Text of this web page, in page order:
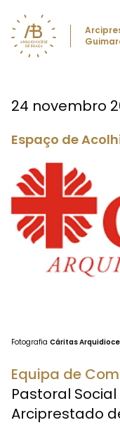
24 novembro
Espaço de
Fotografia Cáritas
Equipa de
Pastoral
Arciprestado